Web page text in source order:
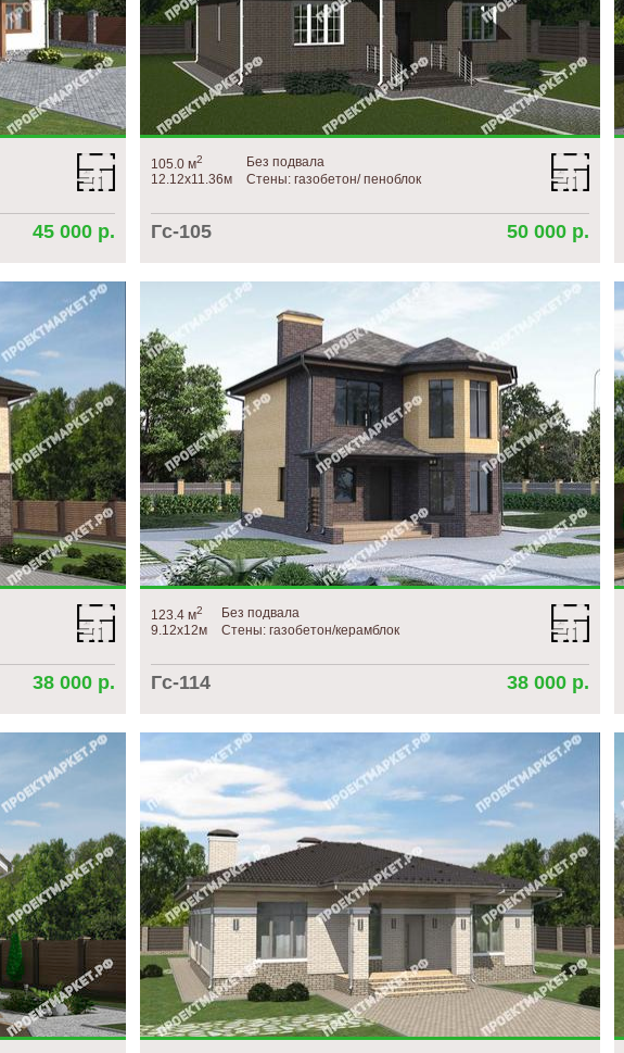
45 000 р.
105.0 м2
12.12х11.36м
Без подвала
Стены: газобетон/ пеноблок
Гс-105 50 000 р.
38 000 р.
123.4 м2
9.12х12м
Без подвала
Стены: газобетон/керамблок
Гс-114 38 000 р.